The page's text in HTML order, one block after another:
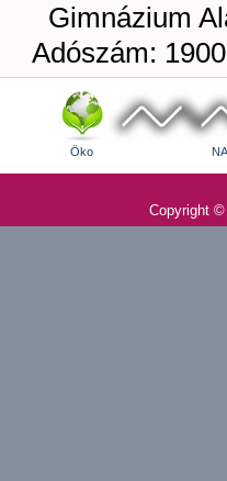
Gimnázium
Adószám:
Öko
Copyright